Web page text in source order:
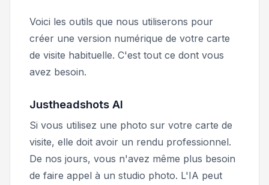
Voici les outils que nous utiliserons pour
créer une version numérique de votre carte
de visite habituelle. C'est tout ce dont vous
avez besoin.
Justheadshots AI
Si vous utilisez une photo sur votre carte de
visite, elle doit avoir un rendu professionnel.
De nos jours, vous n'avez même plus besoin
de faire appel à un studio photo. L'IA peut